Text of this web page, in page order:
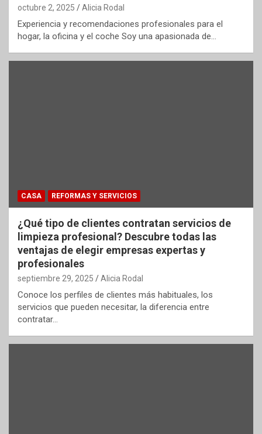
octubre 2, 2025 Alicia Rodal
Experiencia y recomendaciones profesionales para el
hogar, la oficina y el coche Soy una apasionada de…
CASA REFORMAS Y SERVICIOS
¿Qué tipo de clientes contratan servicios de
limpieza profesional? Descubre todas las
ventajas de elegir empresas expertas y
profesionales
septiembre 29, 2025 Alicia Rodal
Conoce los perfiles de clientes más habituales, los
servicios que pueden necesitar, la diferencia entre
contratar…